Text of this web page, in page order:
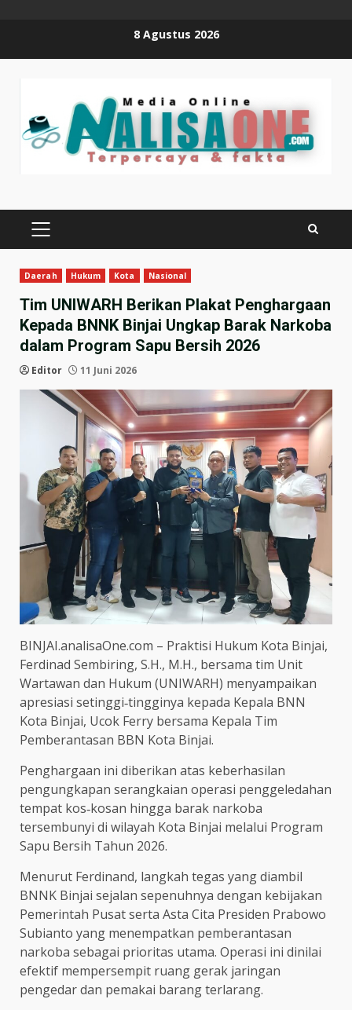
8 Agustus 2026
PRIMARY
Daerah Hukum Kota Nasional
Tim UNIWARH Berikan Plakat Penghargaan
Kepada BNNK Binjai Ungkap Barak Narkoba
dalam Program Sapu Bersih 2026
Editor 11 Juni 2026
BINJAI.analisaOne.com – Praktisi Hukum Kota Binjai,
Ferdinad Sembiring, S.H., M.H., bersama tim Unit
Wartawan dan Hukum (UNIWARH) menyampaikan
apresiasi setinggi‑tingginya kepada Kepala BNN
Kota Binjai, Ucok Ferry bersama Kepala Tim
Pemberantasan BBN Kota Binjai.
Penghargaan ini diberikan atas keberhasilan
pengungkapan serangkaian operasi penggeledahan
tempat kos‑kosan hingga barak narkoba
tersembunyi di wilayah Kota Binjai melalui Program
Sapu Bersih Tahun 2026.
Menurut Ferdinand, langkah tegas yang diambil
BNNK Binjai sejalan sepenuhnya dengan kebijakan
Pemerintah Pusat serta Asta Cita Presiden Prabowo
Subianto yang menempatkan pemberantasan
narkoba sebagai prioritas utama. Operasi ini dinilai
efektif mempersempit ruang gerak jaringan
pengedar dan pemakai barang terlarang.